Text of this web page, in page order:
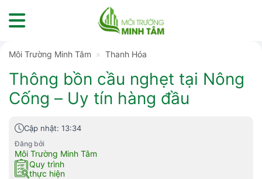
to
Môi Trường Minh Tâm » Thanh Hóa
Thông bồn cầu nghẹt tại Nông
Cống – Uy tín hàng đầu
Cập nhật: 13:34
Đăng bởi
Môi Trường Minh Tâm
Quy trình
thực hiện